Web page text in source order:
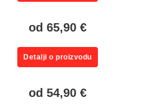
od 65,90 €
Detalji o proizvodu
od 54,90 €